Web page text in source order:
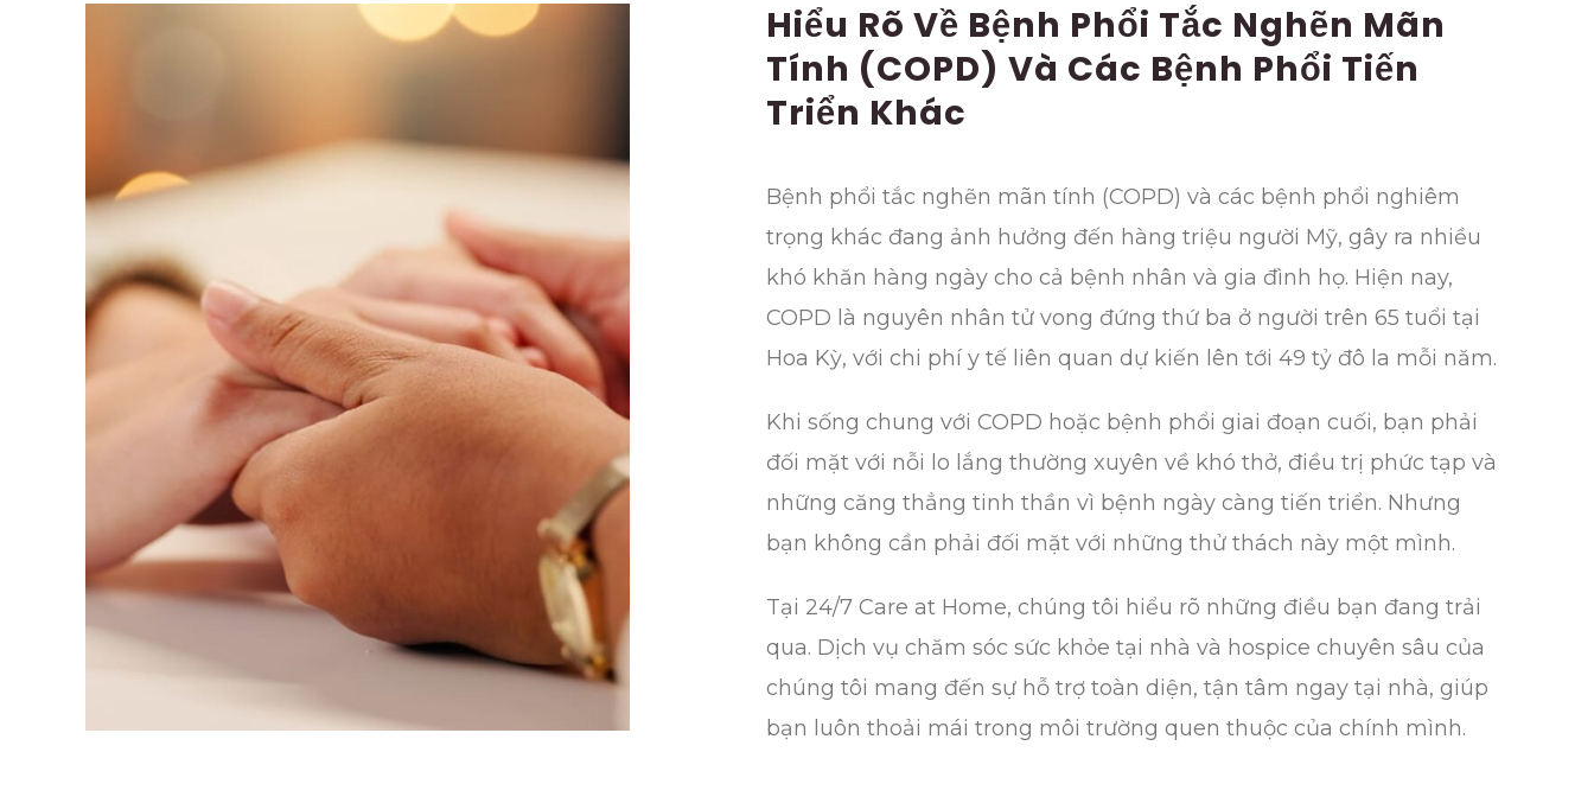
Hiểu Rõ Về Bệnh Phổi Tắc Nghẽn Mãn
Tính (COPD) Và Các Bệnh Phổi Tiến
Triển Khác
Bệnh phổi tắc nghẽn mãn tính (COPD) và các bệnh phổi nghiêm
trọng khác đang ảnh hưởng đến hàng triệu người Mỹ, gây ra nhiều
khó khăn hàng ngày cho cả bệnh nhân và gia đình họ. Hiện nay,
COPD là nguyên nhân tử vong đứng thứ ba ở người trên 65 tuổi tại
Hoa Kỳ, với chi phí y tế liên quan dự kiến lên tới 49 tỷ đô la mỗi năm.
Khi sống chung với COPD hoặc bệnh phổi giai đoạn cuối, bạn phải
đối mặt với nỗi lo lắng thường xuyên về khó thở, điều trị phức tạp và
những căng thẳng tinh thần vì bệnh ngày càng tiến triển. Nhưng
bạn không cần phải đối mặt với những thử thách này một mình.
Tại 24/7 Care at Home, chúng tôi hiểu rõ những điều bạn đang trải
qua. Dịch vụ chăm sóc sức khỏe tại nhà và hospice chuyên sâu của
chúng tôi mang đến sự hỗ trợ toàn diện, tận tâm ngay tại nhà, giúp
bạn luôn thoải mái trong môi trường quen thuộc của chính mình.